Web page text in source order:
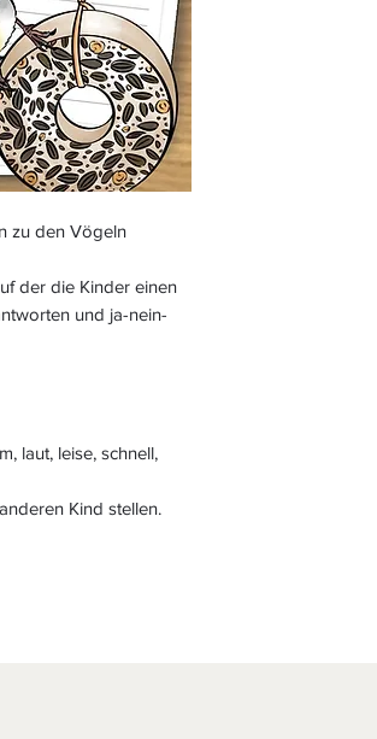
zu den Vögeln
der die Kinder einen
und ja-nein-
laut, leise, schnell,
Kind stellen.